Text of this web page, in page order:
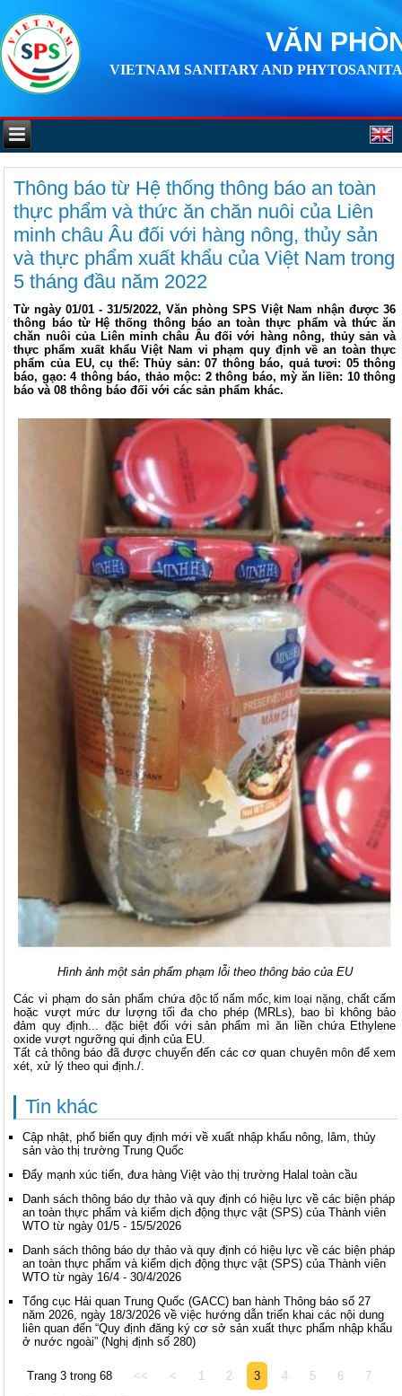
VĂN
VIETNAM SANITARY AND
Thông báo từ Hệ thống thông báo an toàn
thực phẩm và thức ăn chăn nuôi của Liên
minh châu Âu đối với hàng nông, thủy sản
và thực phẩm xuất khẩu của Việt Nam trong
5 tháng đầu năm 2022
Từ ngày 01/01 - 31/5/2022, Văn phòng SPS Việt Nam nhận được 36
thông báo từ Hệ thống thông báo an toàn thực phẩm và thức ăn
chăn nuôi của Liên minh châu Âu đối với hàng nông, thủy sản và
thực phẩm xuất khẩu Việt Nam vi phạm quy định về an toàn thực
phẩm của EU, cụ thể: Thủy sản: 07 thông báo, quả tươi: 05 thông
báo, gạo: 4 thông báo, thảo mộc: 2 thông báo, mỳ ăn liền: 10 thông
báo và 08 thông báo đối với các sản phẩm khác.
Hình ảnh một sản phẩm phạm lỗi theo thông báo của EU
Các vi phạm do sản phẩm chứa độc tố nấm mốc, kim loại nặng, chất cấm
hoặc vượt mức dư lượng tối đa cho phép (MRLs), bao bì không bảo
đảm quy định... đặc biệt đối với sản phẩm mì ăn liền chứa Ethylene
oxide vượt ngưỡng qui định của EU.
Tất cả thông báo đã được chuyển đến các cơ quan chuyên môn để xem
xét, xử lý theo qui định./.
Tin khác
Cập nhật, phổ biến quy định mới về xuất nhập khẩu nông, lâm, thủy
sản vào thị trường Trung Quốc
Đẩy mạnh xúc tiến, đưa hàng Việt vào thị trường Halal toàn cầu
Danh sách thông báo dự thảo và quy định có hiệu lực về các biện pháp
an toàn thực phẩm và kiểm dịch động thực vật (SPS) của Thành viên
WTO từ ngày 01/5 - 15/5/2026
Danh sách thông báo dự thảo và quy định có hiệu lực về các biện pháp
an toàn thực phẩm và kiểm dịch động thực vật (SPS) của Thành viên
WTO từ ngày 16/4 - 30/4/2026
Tổng cục Hải quan Trung Quốc (GACC) ban hành Thông báo số 27
năm 2026, ngày 18/3/2026 về việc hướng dẫn triển khai các nội dung
liên quan đến “Quy định đăng ký cơ sở sản xuất thực phẩm nhập khẩu
ở nước ngoài” (Nghị định số 280)
Trang 3 trong 68 << < 1 2 3 4 5 6 7